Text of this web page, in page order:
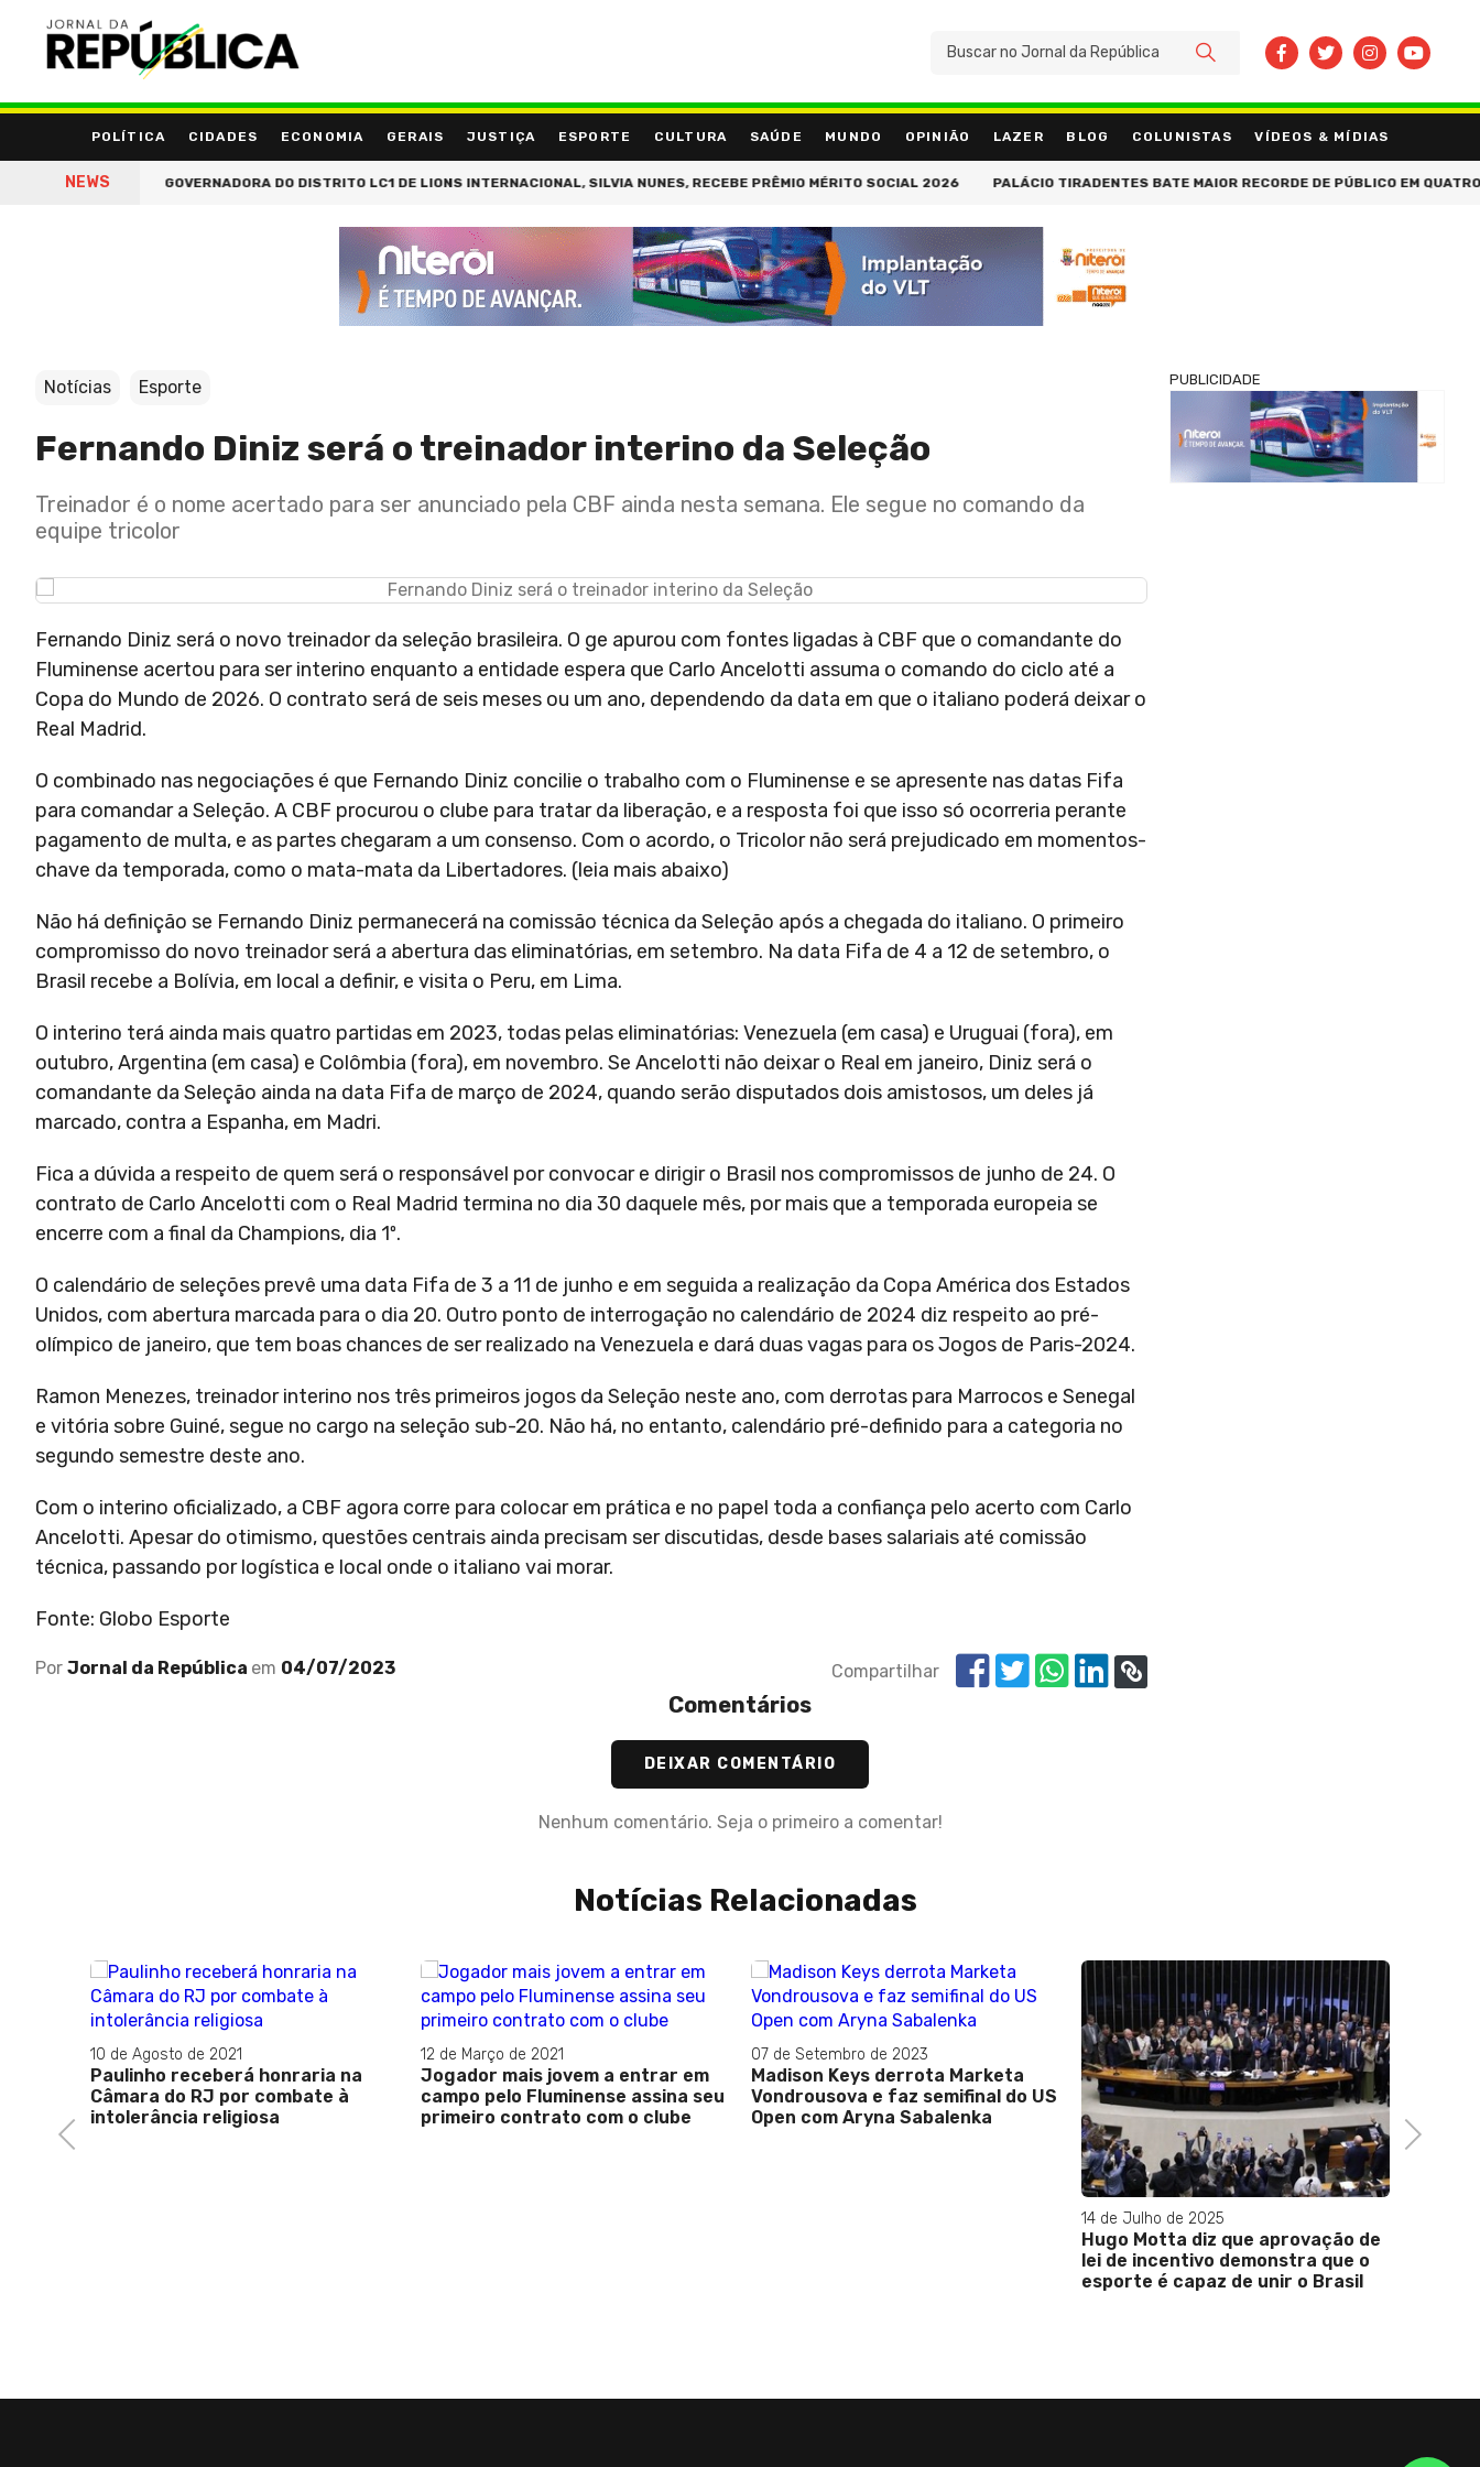
POLÍTICA CIDADES ECONOMIA GERAIS JUSTIÇA ESPORTE CULTURA SAÚDE MUNDO OPINIÃO LAZER BLOG COLUNISTAS VÍDEOS & MÍDIAS
NEWS
CRIATIVA GOVERNADORA DO DISTRITO LC1 DE LIONS INTERNACIONAL, SILVIA NUNES, RECEBE PRÊMIO MÉRITO SOCIAL 2026 PALÁCIO TIRADENTES BATE MAIOR RECORDE DE PÚBLICO EM QUATRO
BUSCAR
Notícias Esporte
Fernando Diniz será o treinador interino da Seleção
Treinador é o nome acertado para ser anunciado pela CBF ainda nesta semana. Ele segue no comando da
equipe tricolor
Fernando Diniz será o novo treinador da seleção brasileira. O ge apurou com fontes ligadas à CBF que o comandante do
Fluminense acertou para ser interino enquanto a entidade espera que Carlo Ancelotti assuma o comando do ciclo até a
Copa do Mundo de 2026. O contrato será de seis meses ou um ano, dependendo da data em que o italiano poderá deixar o
Real Madrid.
O combinado nas negociações é que Fernando Diniz concilie o trabalho com o Fluminense e se apresente nas datas Fifa
para comandar a Seleção. A CBF procurou o clube para tratar da liberação, e a resposta foi que isso só ocorreria perante
pagamento de multa, e as partes chegaram a um consenso. Com o acordo, o Tricolor não será prejudicado em momentos-
chave da temporada, como o mata-mata da Libertadores. (leia mais abaixo)
Não há definição se Fernando Diniz permanecerá na comissão técnica da Seleção após a chegada do italiano. O primeiro
compromisso do novo treinador será a abertura das eliminatórias, em setembro. Na data Fifa de 4 a 12 de setembro, o
Brasil recebe a Bolívia, em local a definir, e visita o Peru, em Lima.
O interino terá ainda mais quatro partidas em 2023, todas pelas eliminatórias: Venezuela (em casa) e Uruguai (fora), em
outubro, Argentina (em casa) e Colômbia (fora), em novembro. Se Ancelotti não deixar o Real em janeiro, Diniz será o
comandante da Seleção ainda na data Fifa de março de 2024, quando serão disputados dois amistosos, um deles já
marcado, contra a Espanha, em Madri.
Fica a dúvida a respeito de quem será o responsável por convocar e dirigir o Brasil nos compromissos de junho de 24. O
contrato de Carlo Ancelotti com o Real Madrid termina no dia 30 daquele mês, por mais que a temporada europeia se
encerre com a final da Champions, dia 1º.
O calendário de seleções prevê uma data Fifa de 3 a 11 de junho e em seguida a realização da Copa América dos Estados
Unidos, com abertura marcada para o dia 20. Outro ponto de interrogação no calendário de 2024 diz respeito ao pré-
olímpico de janeiro, que tem boas chances de ser realizado na Venezuela e dará duas vagas para os Jogos de Paris-2024.
Ramon Menezes, treinador interino nos três primeiros jogos da Seleção neste ano, com derrotas para Marrocos e Senegal
e vitória sobre Guiné, segue no cargo na seleção sub-20. Não há, no entanto, calendário pré-definido para a categoria no
segundo semestre deste ano.
Com o interino oficializado, a CBF agora corre para colocar em prática e no papel toda a confiança pelo acerto com Carlo
Ancelotti. Apesar do otimismo, questões centrais ainda precisam ser discutidas, desde bases salariais até comissão
técnica, passando por logística e local onde o italiano vai morar.
Fonte: Globo Esporte
Por Jornal da República em 04/07/2023 Compartilhar
PUBLICIDADE
Comentários
DEIXAR COMENTÁRIO
Nenhum comentário. Seja o primeiro a comentar!
Notícias Relacionadas
Previous
10 de Agosto de 2021
Paulinho receberá honraria na
Câmara do RJ por combate à
intolerância religiosa
12 de Março de 2021
Jogador mais jovem a entrar em
campo pelo Fluminense assina seu
primeiro contrato com o clube
07 de Setembro de 2023
Madison Keys derrota Marketa
Vondrousova e faz semifinal do US
Open com Aryna Sabalenka
14 de Julho de 2025
Hugo Motta diz que aprovação de
lei de incentivo demonstra que o
esporte é capaz de unir o Brasil
Next